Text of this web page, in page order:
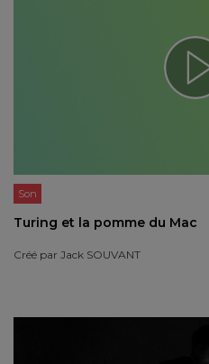
Son
Turing et la pomme du Mac
Créé par Jack SOUVANT